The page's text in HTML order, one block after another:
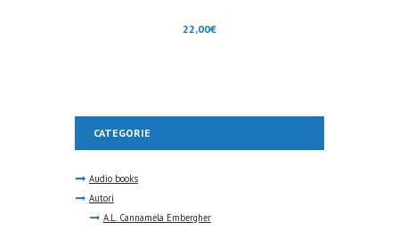
22,00€
CATEGORIE
Audio books
Autori
A.L. Cannamela Embergher